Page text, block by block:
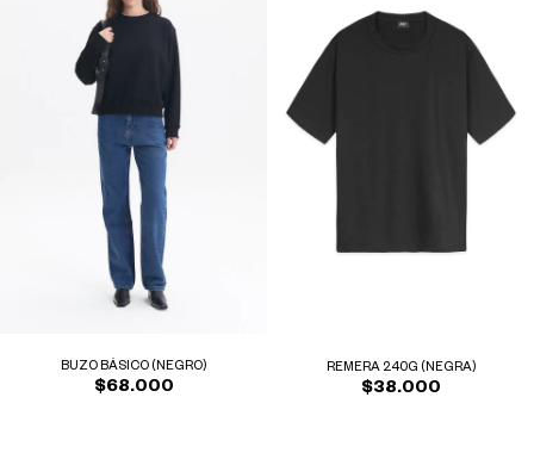
BUZO BÁSICO (NEGRO)
$68.000
REMERA 240G (NEGRA)
$38.000